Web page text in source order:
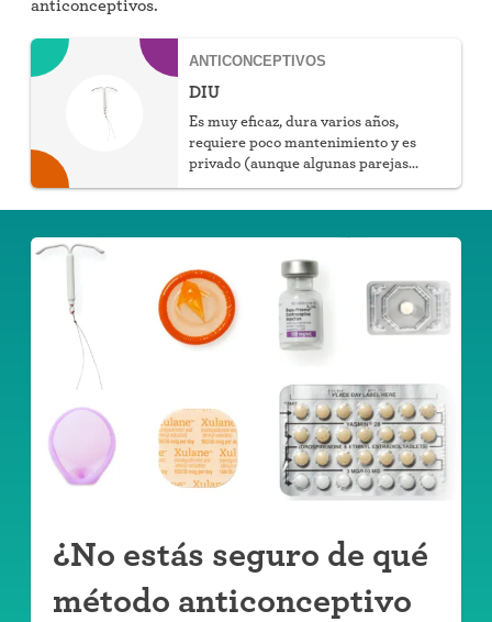
anticonceptivos.
ANTICONCEPTIVOS
DIU
Es muy eficaz, dura varios años,
requiere poco mantenimiento y es
privado (aunque algunas parejas
¿No estás seguro de qué
método anticonceptivo